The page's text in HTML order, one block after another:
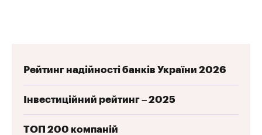
Рейтинг надійності банків України 2026
Інвестиційний рейтинг – 2025
ТОП 200 компаній